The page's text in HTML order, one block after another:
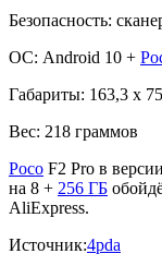
Безопасность:
ОС: Android 10 +
Габариты: 163,3 х
Вес: 218 граммов
Poco F2 Pro в
на 8 + 256 ГБ
AliExpress.
Источник:4pda